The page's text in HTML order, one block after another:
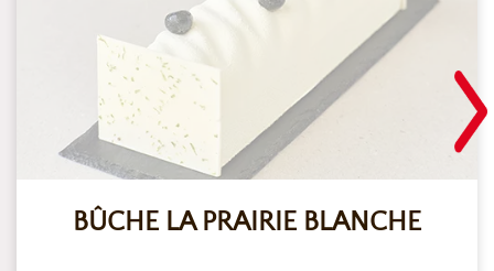
BÛCHE LA PRAIRIE BLANCHE